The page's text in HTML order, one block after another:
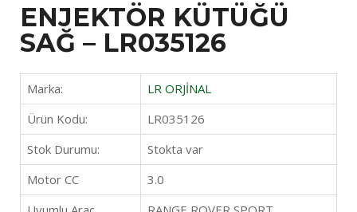
ENJEKTÖR KÜTÜĞÜ
SAĞ – LR035126
Marka:
LR ORJİNAL
Ürün Kodu:
LR035126
Stok Durumu:
Stokta var
Motor CC
3.0